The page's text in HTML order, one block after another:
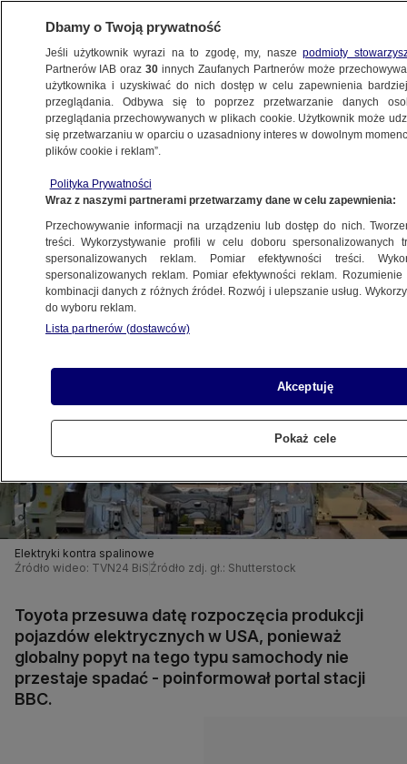
BIZNES
MOTO
samochodów elektrycznych w USA
3.10.2024, 11:20
Udostępnij
Elektryki kontra spalinowe
Źródło wideo: TVN24 BiS Źródło zdj. gł.: Shutterstock
Toyota przesuwa datę rozpoczęcia produkcji
pojazdów elektrycznych w USA, ponieważ
globalny popyt na tego typu samochody nie
przestaje spadać - poinformował portal stacji
BBC.
Dbamy o Twoją prywatność
Jeśli użytkownik wyrazi na to zgodę, my, naszepodmioty
Partnerów IAB oraz30 innych Zaufanych Partnerów może
użytkownika i uzyskiwać do nich dostęp w celu zapewnienia
przeglądania. Odbywa się to poprzez przetwarzanie danych
przeglądania przechowywanych w plikach cookie. Użytkownik może
się przetwarzaniu w oparciu o uzasadniony interes w dowolnym
plików cookie i reklam”.
Polityka Prywatności
Wraz z naszymi partnerami przetwarzamy dane w celu zapewnienia:
Przechowywanie informacji na urządzeniu lub dostęp do nich.
treści. Wykorzystywanie profili w celu doboru spersonalizowanych
spersonalizowanych reklam. Pomiar efektywności treści.
spersonalizowanych reklam. Pomiar efektywności reklam.
kombinacji danych z różnych źródeł. Rozwój i ulepszanie usług.
do wyboru reklam.
Lista partnerów (dostawców)
Akceptuję
Pokaż cele